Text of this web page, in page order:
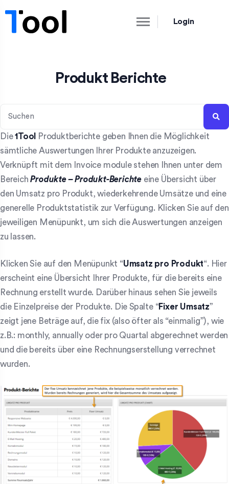
Login
Produkt Berichte
Die1Tool
Produktberichte geben Ihnen die Möglichkeit
sämtliche Auswertungen Ihrer Produkte anzuzeigen.
Verknüpft mit dem Invoice module stehen Ihnen unter dem
BereichProdukte – Produkt-Berichte eine Übersicht über
den Umsatz pro Produkt, wiederkehrende Umsätze und eine
generelle Produktstatistik zur Verfügung. Klicken Sie auf den
jeweiligen Menüpunkt, um sich die Auswertungen anzeigen
zu lassen.
Klicken Sie auf den Menüpunkt “Umsatz pro Produkt“. Hier
erscheint eine Übersicht Ihrer Produkte, für die bereits eine
Rechnung erstellt wurde. Darüber hinaus sehen Sie jeweils
die Einzelpreise der Produkte. Die Spalte “Fixer Umsatz”
zeigt jene Beträge auf, die fix (also öfter als “einmalig”), wie
z.B.: monthly, annually oder pro Quartal abgerechnet werden
und die bereits über eine Rechnungserstellung verrechnet
wurden.